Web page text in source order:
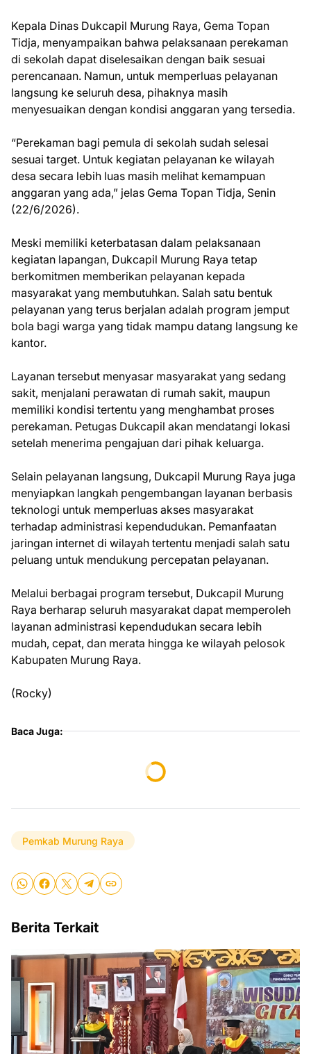
Kepala Dinas Dukcapil Murung Raya, Gema Topan
Tidja, menyampaikan bahwa pelaksanaan perekaman
di sekolah dapat diselesaikan dengan baik sesuai
perencanaan. Namun, untuk memperluas pelayanan
langsung ke seluruh desa, pihaknya masih
menyesuaikan dengan kondisi anggaran yang tersedia.
“Perekaman bagi pemula di sekolah sudah selesai
sesuai target. Untuk kegiatan pelayanan ke wilayah
desa secara lebih luas masih melihat kemampuan
anggaran yang ada,” jelas Gema Topan Tidja, Senin
(22/6/2026).
Meski memiliki keterbatasan dalam pelaksanaan
kegiatan lapangan, Dukcapil Murung Raya tetap
berkomitmen memberikan pelayanan kepada
masyarakat yang membutuhkan. Salah satu bentuk
pelayanan yang terus berjalan adalah program jemput
bola bagi warga yang tidak mampu datang langsung ke
kantor.
Layanan tersebut menyasar masyarakat yang sedang
sakit, menjalani perawatan di rumah sakit, maupun
memiliki kondisi tertentu yang menghambat proses
perekaman. Petugas Dukcapil akan mendatangi lokasi
setelah menerima pengajuan dari pihak keluarga.
Selain pelayanan langsung, Dukcapil Murung Raya juga
menyiapkan langkah pengembangan layanan berbasis
teknologi untuk memperluas akses masyarakat
terhadap administrasi kependudukan. Pemanfaatan
jaringan internet di wilayah tertentu menjadi salah satu
peluang untuk mendukung percepatan pelayanan.
Melalui berbagai program tersebut, Dukcapil Murung
Raya berharap seluruh masyarakat dapat memperoleh
layanan administrasi kependudukan secara lebih
mudah, cepat, dan merata hingga ke wilayah pelosok
Kabupaten Murung Raya.
(Rocky)
Baca Juga:
Pemkab Murung Raya
Berita Terkait